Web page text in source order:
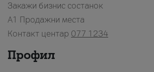
Закажи бизнис состанок
A1 Продажни места
Контакт центар 077 1234
Профил